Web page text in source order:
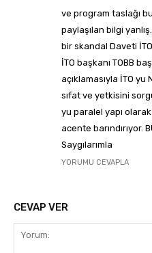
ve program taslağı
paylaşılan bilgi
bir skandal Daveti İTO
İTO başkanı TOBB
açıklamasıyla İTO
sıfat ve yetkisini
yu paralel yapı
acente barındırıyor.
Saygılarımla
YORUMU CEVAPLA
CEVAP VER